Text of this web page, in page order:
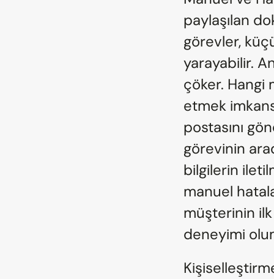
paylaşılan
görevler,
yarayabilir.
çöker. Hangi
etmek
postasını
görevinin
bilgilerin
manuel
müşterinin ilk
deneyimi